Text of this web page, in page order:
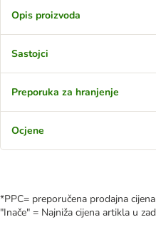
Opis proizvoda
Sastojci
Preporuka za hranjenje
Ocjene
*PPC= preporučena prodajna
"Inače" = Najniža cijena artikla u